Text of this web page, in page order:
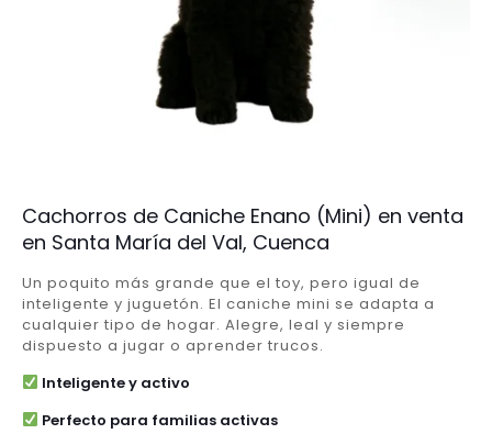
Cachorros de Caniche Enano (Mini) en venta
en Santa María del Val, Cuenca
Un poquito más grande que el toy, pero igual de
inteligente y juguetón. El caniche mini se adapta a
cualquier tipo de hogar. Alegre, leal y siempre
dispuesto a jugar o aprender trucos.
Inteligente y activo
Perfecto para familias activas